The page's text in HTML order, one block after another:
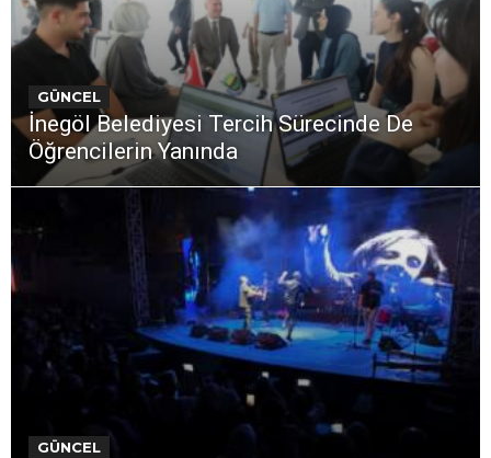
GÜNCEL
İnegöl Belediyesi Tercih Sürecinde De
Öğrencilerin Yanında
GÜNCEL